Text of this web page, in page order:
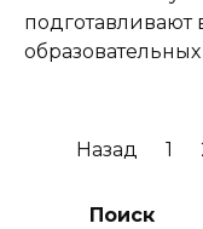
образовательных
Пагинация
Назад 1
Поиск